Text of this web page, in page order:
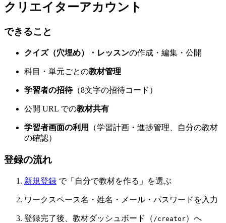
クリエイターアカウント
できること
クイズ（穴埋め）・レッスンの作成・編集・公開
科目・単元ごとの教材管理
学習者の招待（8文字の招待コード）
公開 URL での教材共有
学習者画面の利用
（学習計画・進捗管理、自分の教材
の確認）
登録の流れ
新規登録 で「自分で教材を作る」を選ぶ
ワークスペース名・姓名・メール・パスワードを入力
登録完了後、教材ダッシュボード（ /creator）へ